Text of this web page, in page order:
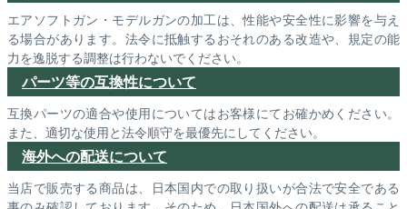
エアソフトガン・モデルガンの加工は、性能や安全性に影響を与え
る場合があります。法令に抵触するおそれのある改造や、規定の能
力を逸脱する調整は行わないでください。
パーツ等の互換性について
互換パーツの適合や使用についてはお客様にてお確かめください。
また、適切な使用と法令順守を最優先にしてください。
海外への配送について
当店で販売する商品は、日本国内での取り扱いが合法で安全である